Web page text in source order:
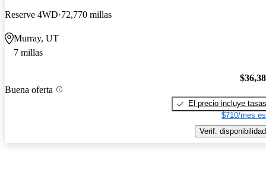
Reserve 4WD 72,770 millas
Murray, UT
7 millas
Buena oferta
El precio incluye tasas
$710/mes
Verif. disponibilidad